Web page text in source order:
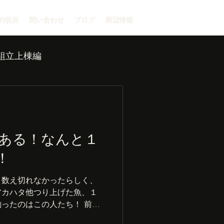
状況 問い合わせ ブログ 周辺情報
立上棟編
る！なんと１
え切れなかったらしく、
ハタ他つり上げた魚、１
たのはこの人たち！ 前回